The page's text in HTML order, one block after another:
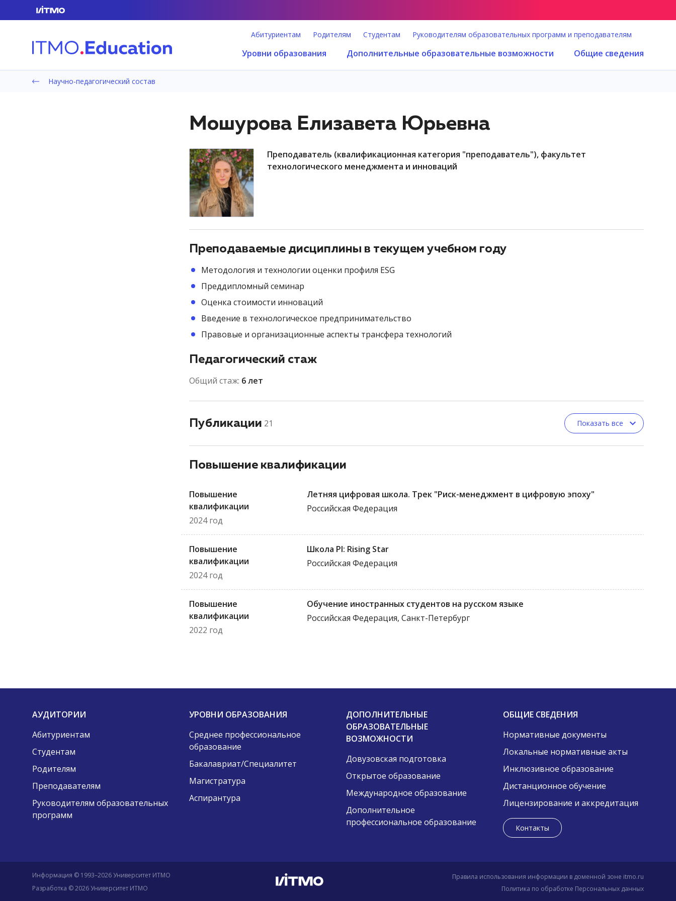
Абитуриентам Родителям Студентам Руководителям образовательных программ и преподавателям
Уровни образования Дополнительные образовательные возможности Общие сведения
Научно-педагогический состав
Мошурова Елизавета Юрьевна
преподаватель (квалификационная категория "преподаватель"), факультет
технологического менеджмента и инноваций
Преподаваемые дисциплины в текущем учебном году
Методология и технологии оценки профиля ESG
Преддипломный семинар
Оценка стоимости инноваций
Введение в технологическое предпринимательство
Правовые и организационные аспекты трансфера технологий
Педагогический стаж
Общий стаж: 6 лет
Публикации 21 Показать все
Повышение квалификации
Повышение
квалификации
2024 год
Летняя цифровая школа. Трек "Риск-менеджмент в цифровую эпоху"
Российская Федерация
Повышение
квалификации
2024 год
Школа PI: Rising Star
Российская Федерация
Повышение
квалификации
2022 год
Обучение иностранных студентов на русском языке
Российская Федерация, Санкт-Петербург
АУДИТОРИИ
Абитуриентам
Студентам
Родителям
Преподавателям
Руководителям образовательных
программ
УРОВНИ ОБРАЗОВАНИЯ
Среднее профессиональное
образование
Бакалавриат/Специалитет
Магистратура
Аспирантура
ДОПОЛНИТЕЛЬНЫЕ
ОБРАЗОВАТЕЛЬНЫЕ
ВОЗМОЖНОСТИ
Довузовская подготовка
Открытое образование
Международное образование
Дополнительное
профессиональное образование
ОБЩИЕ СВЕДЕНИЯ
Нормативные документы
Локальные нормативные акты
Инклюзивное образование
Дистанционное обучение
Лицензирование и аккредитация
Контакты
Информация © 1993–2026 Университет ИТМО
Разработка © 2026 Университет ИТМО
Правила использования информации в доменной зоне itmo.ru
Политика по обработке Персональных данных